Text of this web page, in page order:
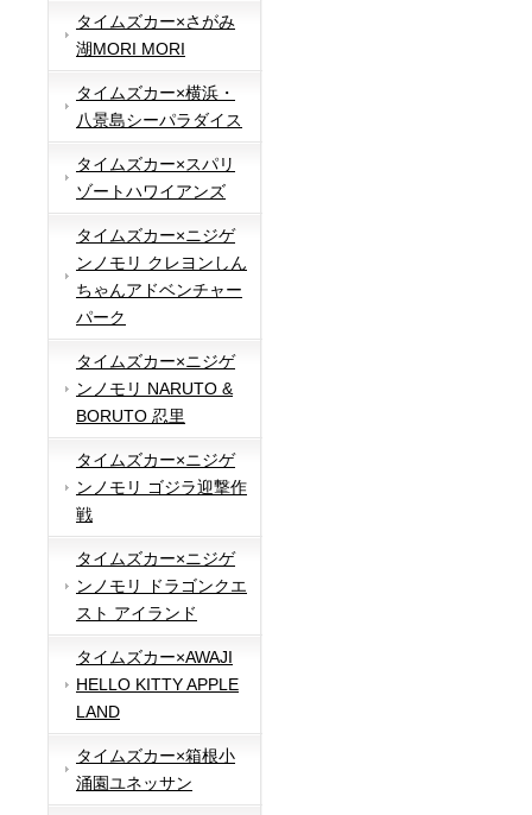
タイムズカー×さがみ
湖MORI MORI
タイムズカー×横浜・
八景島シーパラダイス
タイムズカー×スパリ
ゾートハワイアンズ
タイムズカー×ニジゲ
ンノモリ クレヨンしん
ちゃんアドベンチャー
パーク
タイムズカー×ニジゲ
ンノモリ NARUTO &
BORUTO 忍里
タイムズカー×ニジゲ
ンノモリ ゴジラ迎撃作
戦
タイムズカー×ニジゲ
ンノモリ ドラゴンクエ
スト アイランド
タイムズカー×AWAJI
HELLO KITTY APPLE
LAND
タイムズカー×箱根小
涌園ユネッサン